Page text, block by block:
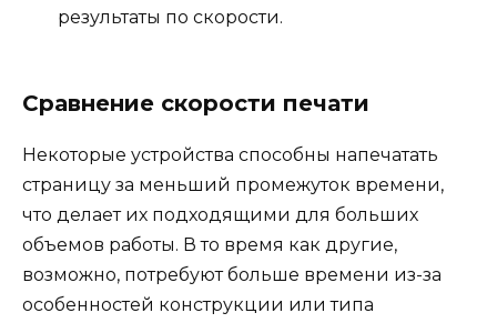
результаты по скорости.
Сравнение скорости печати
Некоторые устройства способны напечатать
страницу за меньший промежуток времени,
что делает их подходящими для больших
объемов работы. В то время как другие,
возможно, потребуют больше времени из-за
особенностей конструкции или типа